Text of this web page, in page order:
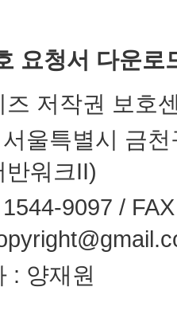
요청서 다운로
즈 저작권 보호
울특별시 금
반워크II)
9097 /
: 양재원